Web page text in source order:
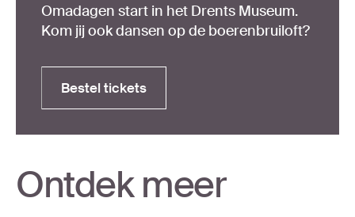
Omadagen start in het Drents Museum.
Kom jij ook dansen op de boerenbruiloft?
Bestel tickets
Bestel tickets
Ontdek meer